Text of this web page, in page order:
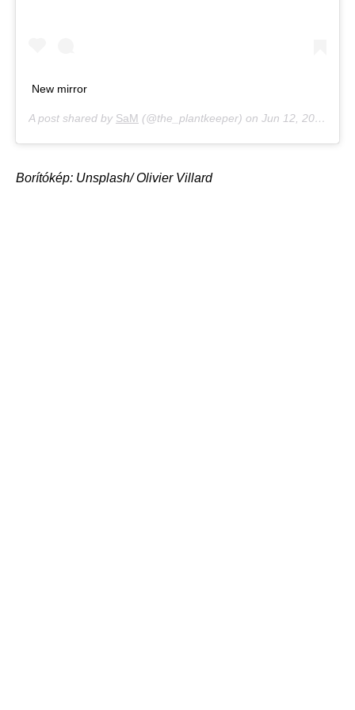
New mirror
A post shared by SaM (@the_plantkeeper) on Jun 12, 2019 at 3:53am PDT
Borítókép: Unsplash/ Olivier Villard